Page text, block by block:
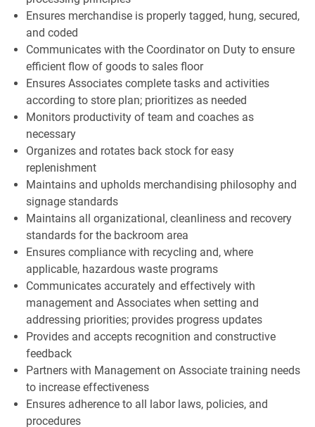
Ensures merchandise is properly tagged, hung, secured,
and coded
Communicates with the Coordinator on Duty to ensure
efficient flow of goods to sales floor
Ensures Associates complete tasks and activities
according to store plan; prioritizes as needed
Monitors productivity of team and coaches as
necessary
Organizes and rotates back stock for easy
replenishment
Maintains and upholds merchandising philosophy and
signage standards
Maintains all organizational, cleanliness and recovery
standards for the backroom area
Ensures compliance with recycling and, where
applicable, hazardous waste programs
Communicates accurately and effectively with
management and Associates when setting and
addressing priorities; provides progress updates
Provides and accepts recognition and constructive
feedback
Partners with Management on Associate training needs
to increase effectiveness
Ensures adherence to all labor laws, policies, and
procedures